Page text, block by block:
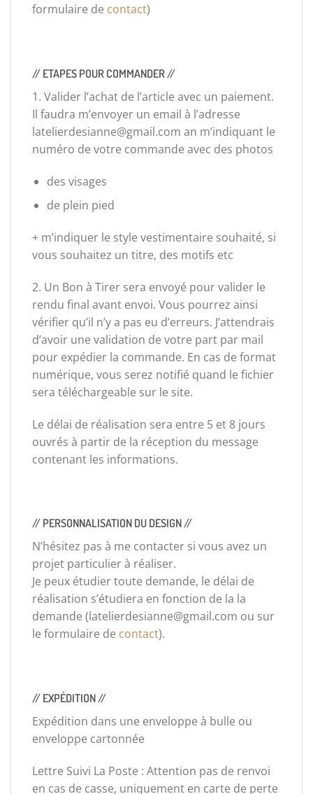
formulaire de contact)
// ETAPES POUR COMMANDER //
1. Valider l’achat de l’article avec un paiement.
Il faudra m’envoyer un email à l’adresse
latelierdesianne@gmail.com an m’indiquant le
numéro de votre commande avec des photos
des visages
de plein pied
+ m’indiquer le style vestimentaire souhaité, si
vous souhaitez un titre, des motifs etc
2. Un Bon à Tirer sera envoyé pour valider le
rendu final avant envoi. Vous pourrez ainsi
vérifier qu’il n’y a pas eu d’erreurs. J’attendrais
d’avoir une validation de votre part par mail
pour expédier la commande. En cas de format
numérique, vous serez notifié quand le fichier
sera téléchargeable sur le site.
Le délai de réalisation sera entre 5 et 8 jours
ouvrés à partir de la réception du message
contenant les informations.
// PERSONNALISATION DU DESIGN //
N’hésitez pas à me contacter si vous avez un
projet particulier à réaliser.
Je peux étudier toute demande, le délai de
réalisation s’étudiera en fonction de la la
demande (latelierdesianne@gmail.com ou sur
le formulaire de contact).
// EXPÉDITION //
Expédition dans une enveloppe à bulle ou
enveloppe cartonnée
Lettre Suivi La Poste : Attention pas de renvoi
en cas de casse, uniquement en carte de perte